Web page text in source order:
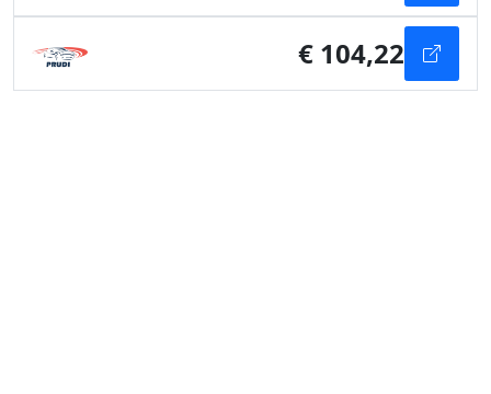
€ 104,22